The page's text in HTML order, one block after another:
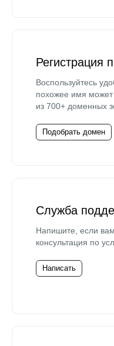
Регистрация
Воспользуйтесь
похожее имя
из 700+ доменных
Подобрать домен
Служба
Напишите, если
консультация по
Написать